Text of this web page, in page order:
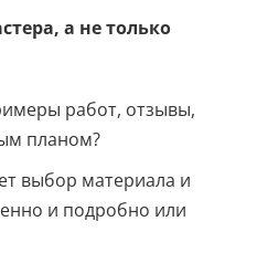
а не только
работ, отзывы,
планом?
выбор материала и
и подробно или